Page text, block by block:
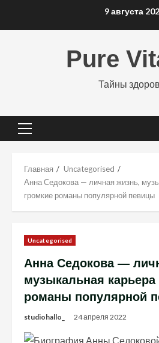
9 августа
Pure
Тайны
Основное
Главная
Uncategorised
Анна Седокова — личная жизнь,
громкие романы популярной певицы
Uncategorised
Анна Седокова —
музыкальная карьера
романы популярной
studiohallo_ 24 апреля 2022